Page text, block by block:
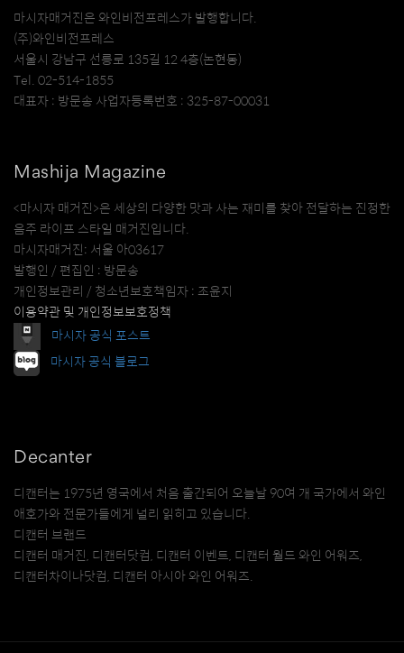
마시자매거진은 와인비전프레스가 발행합니다.
(주)와인비전프레스
서울시 강남구 선릉로 135길 12 4층(논현동)
Tel. 02-514-1855
대표자 : 방문송 사업자등록번호 : 325-87-00031
Mashija Magazine
<마시자 매거진>은 세상의 다양한 맛과 사는 재미를 찾아 전달하는 진정한
음주 라이프 스타일 매거진입니다.
마시자매거진: 서울 아03617
발행인 / 편집인 : 방문송
개인정보관리 / 청소년보호책임자 : 조윤지
이용약관 및 개인정보보호정책
마시자 공식 포스트
마시자 공식 블로그
Decanter
디캔터는 1975년 영국에서 처음 출간되어 오늘날 90여 개 국가에서 와인
애호가와 전문가들에게 널리 읽히고 있습니다.
디캔터 브랜드
디캔터 매거진, 디캔터닷컴, 디캔터 이벤트, 디캔터 월드 와인 어워즈,
디캔터차이나닷컴, 디캔터 아시아 와인 어워즈.